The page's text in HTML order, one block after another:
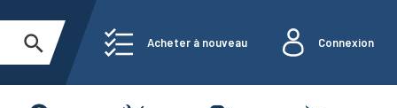
Acheter à nouveau Connexion